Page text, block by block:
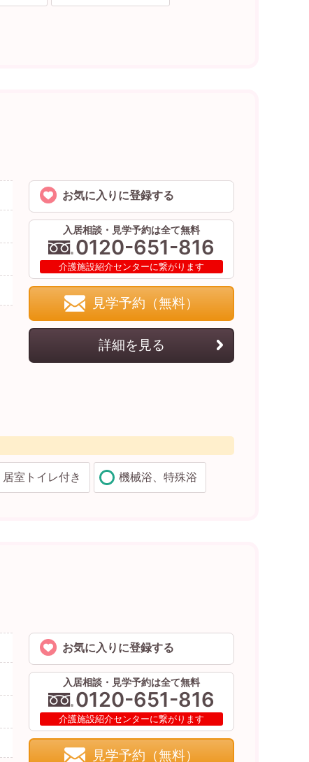
居室トイレ付き 機械浴、特殊浴
お気に入りに登録する
入居相談・見学予約は全て無料
0120-651-816
介護施設紹介センターに繋がります
見学予約（無料）
詳細を見る
お気に入りに登録する
入居相談・見学予約は全て無料
0120-651-816
介護施設紹介センターに繋がります
見学予約（無料）